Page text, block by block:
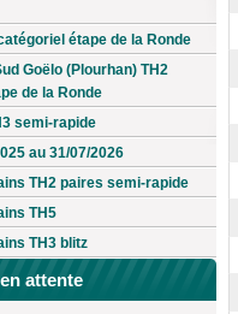
étape de la Ronde
Goëlo (Plourhan) TH2
de la Ronde
semi-rapide
au 31/07/2026
TH2 paires semi-rapide
TH5
TH3 blitz
attente